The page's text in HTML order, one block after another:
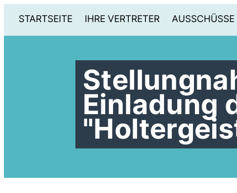
STARTSEITE IHRE VERTRETER AUSSCHÜSSE
Einladung